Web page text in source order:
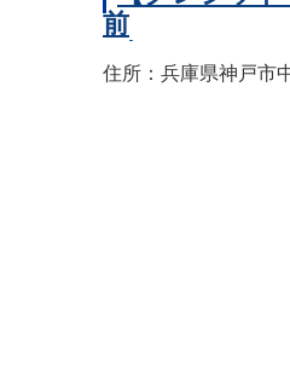
前
住所：兵庫県神戸市